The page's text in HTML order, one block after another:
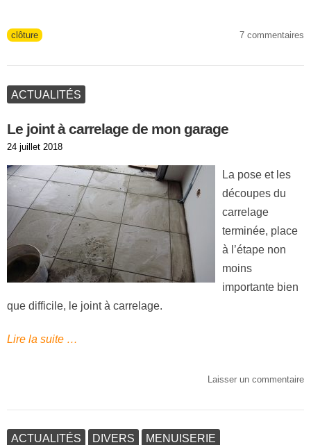
Tags
clôture 7 commentaires
ACTUALITÉS
Le joint à carrelage de mon garage
Publié
24 juillet 2018
La pose et les
découpes du
carrelage
terminée, place
à l’étape non
moins
importante bien
que difficile, le joint à carrelage.
Lire la suite …
Laisser un commentaire
ACTUALITÉS DIVERS MENUISERIE